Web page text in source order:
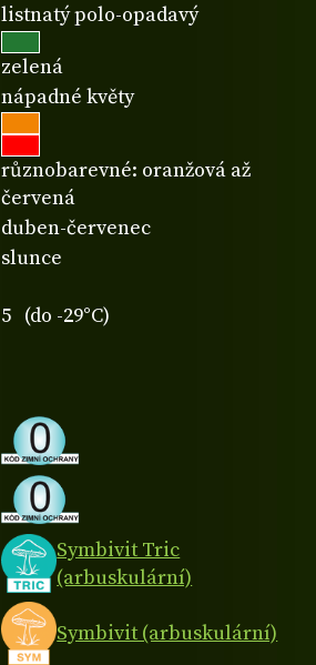
listnatý polo-opadavý
zelená
nápadné květy
různobarevné: oranžová až
červená
duben-červenec
slunce
5 (do -29°C)
Symbivit Tric
(arbuskulární)
Symbivit (arbuskulární)